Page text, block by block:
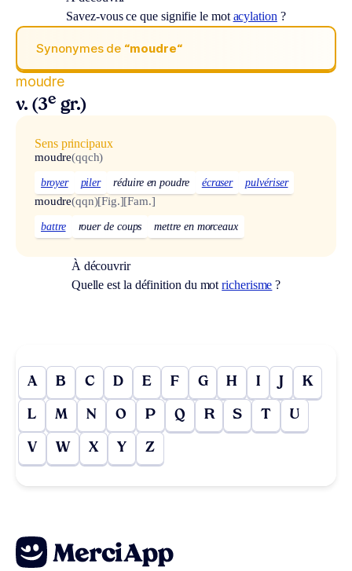
Savez-vous ce que signifie le motacylation?
Synonymes de “moudre“
moudre
v. (3e gr.)
Sens principaux
moudre(qqch)
broyer piler réduire en poudre écraser pulvériser
moudre(qqn)[Fig.][Fam.]
battre rouer de coups mettre en morceaux
À découvrir
Quelle est la définition du motricherisme ?
A B C D E F G H I J K
L M N O P Q R S T U
V W X Y Z